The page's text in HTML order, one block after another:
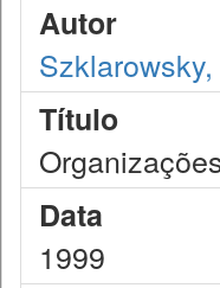
Autor
Título
Data
1999